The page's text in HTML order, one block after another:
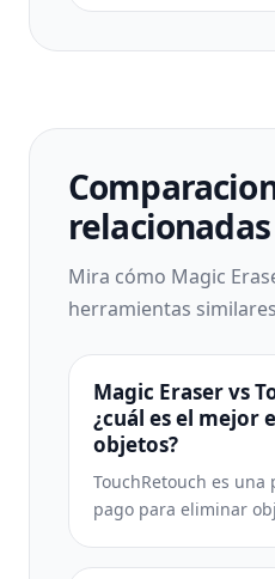
relacionadas
Mira cómo Magic
herramientas
Magic Eraser vs
¿cuál es el mejor
objetos?
TouchRetouch es
pago para eliminar
edición IA gratuita